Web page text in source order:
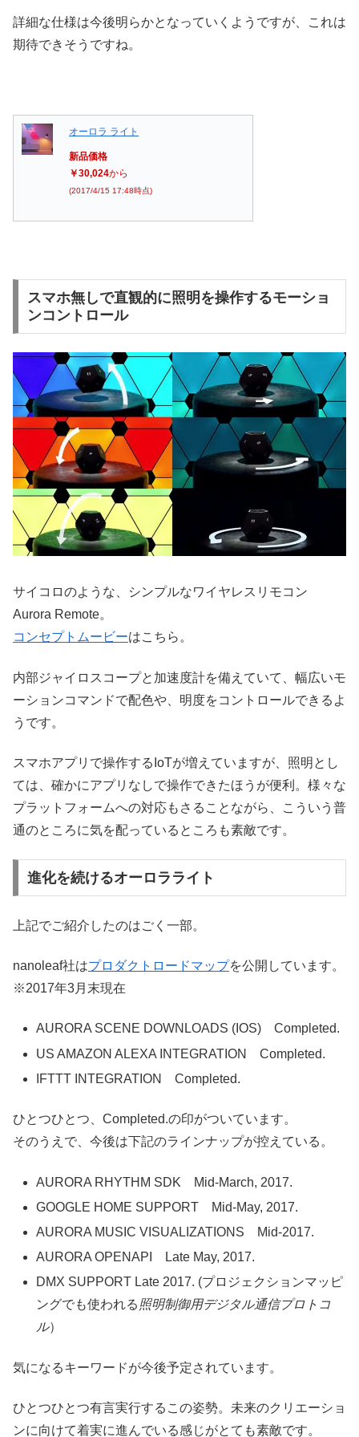
詳細な仕様は今後明らかとなっていくようですが、これは
期待できそうですね。
オーロラ ライト
新品価格
￥30,024から
(2017/4/15 17:48時点)
スマホ無しで直観的に照明を操作するモーショ
ンコントロール
サイコロのような、シンプルなワイヤレスリモコン
Aurora Remote。
コンセプトムービーはこちら。
内部ジャイロスコープと加速度計を備えていて、幅広いモ
ーションコマンドで配色や、明度をコントロールできるよ
うです。
スマホアプリで操作するIoTが増えていますが、照明とし
ては、確かにアプリなしで操作できたほうが便利。様々な
プラットフォームへの対応もさることながら、こういう普
通のところに気を配っているところも素敵です。
進化を続けるオーロラライト
上記でご紹介したのはごく一部。
nanoleaf社はプロダクトロードマップを公開しています。
※2017年3月末現在
AURORA SCENE DOWNLOADS (IOS) Completed.
US AMAZON ALEXA INTEGRATION Completed.
IFTTT INTEGRATION Completed.
ひとつひとつ、Completed.の印がついています。
そのうえで、今後は下記のラインナップが控えている。
AURORA RHYTHM SDK Mid-March, 2017.
GOOGLE HOME SUPPORT Mid-May, 2017.
AURORA MUSIC VISUALIZATIONS Mid-2017.
AURORA OPENAPI Late May, 2017.
DMX SUPPORT Late 2017. (プロジェクションマッピ
ングでも使われる 照明制御用デジタル通信プロトコ
ル）
気になるキーワードが今後予定されています。
ひとつひとつ有言実行するこの姿勢。未来のクリエーショ
ンに向けて着実に進んでいる感じがとても素敵です。